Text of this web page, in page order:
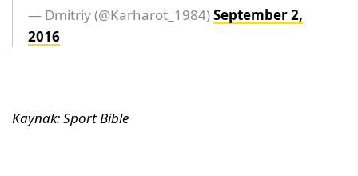
— Dmitriy (@Karharot_1984)September 2,
2016
Kaynak: Sport Bible